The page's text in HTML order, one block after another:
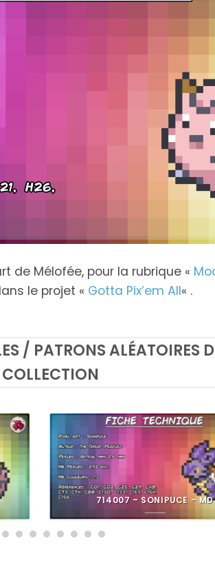
Inktober
2021
de Mélofée, pour la rubrique «
le projet « Gotta Pix’em All« .
/ PATRONS ALÉATOIRES
COLLECTION
714007 – SONIPUCE – MD